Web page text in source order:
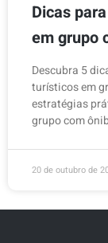
Dicas
em grupo
Descubra 5
turísticos em
estratégias
grupo com
20 de outubro de